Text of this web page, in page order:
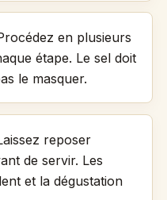
en plusieurs
étape. Le sel doit
le masquer.
reposer
de servir. Les
et la dégustation